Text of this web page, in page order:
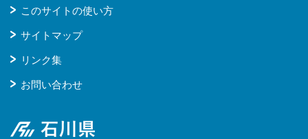
このサイトの使い方
サイトマップ
リンク集
お問い合わせ
石川県